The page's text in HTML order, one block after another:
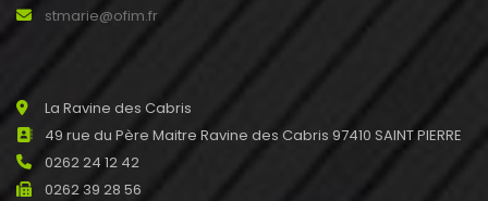
stmarie@ofim.fr
La Ravine des Cabris
49 rue du Père Maitre Ravine des Cabris 97410 SAINT PIERRE
0262 24 12 42
0262 39 28 56